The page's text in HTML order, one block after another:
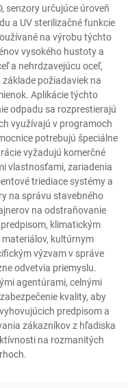
senzory určujúce úroveň
a UV sterilizačné funkcie
na výrobu týchto
vysokého hustoty a
a nehrdzavejúcu oceľ,
požiadaviek na
Aplikácie týchto
odpadu sa rozprestierajú
využívajú v programoch
potrebujú špeciálne
vyžadujú komerčné
vlastnosťami, zariadenia
triediace systémy a
na správu stavebného
na odstraňovanie
klimatickým
kultúrnym
výzvam v správe
odvetvia priemyslu.
agentúrami, celnými
kvality, aby
predpisom a
zákazníkov z hľadiska
na rozmanitých